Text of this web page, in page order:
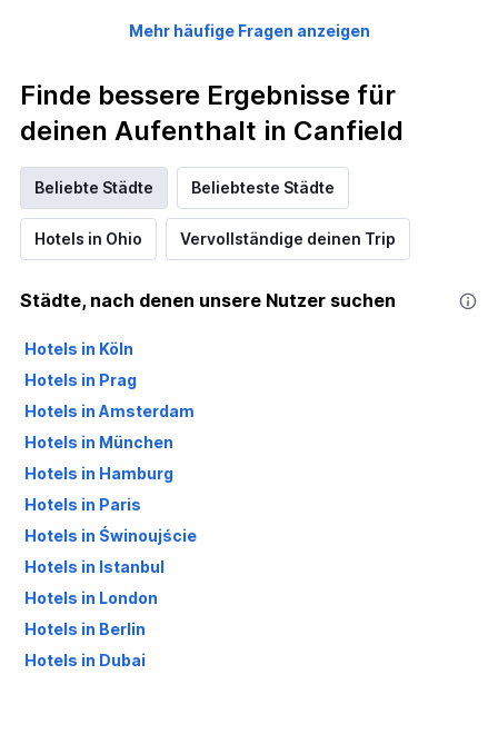
Mehr häufige Fragen anzeigen
Finde bessere Ergebnisse für
deinen Aufenthalt in Canfield
Beliebte Städte Beliebteste Städte
Hotels in Ohio Vervollständige deinen Trip
Städte, nach denen unsere Nutzer suchen
Hotels in Köln
Hotels in Prag
Hotels in Amsterdam
Hotels in München
Hotels in Hamburg
Hotels in Paris
Hotels in Świnoujście
Hotels in Istanbul
Hotels in London
Hotels in Berlin
Hotels in Dubai